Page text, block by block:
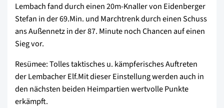
Lembach fand durch einen 20m-Knaller von Eidenberger
Stefan in der 69.Min. und Marchtrenk durch einen Schuss
ans Außennetz in der 87. Minute noch Chancen auf einen
Sieg vor.
Resümee: Tolles taktisches u. kämpferisches Auftreten
der Lembacher Elf.Mit dieser Einstellung werden auch in
den nächsten beiden Heimpartien wertvolle Punkte
erkämpft.